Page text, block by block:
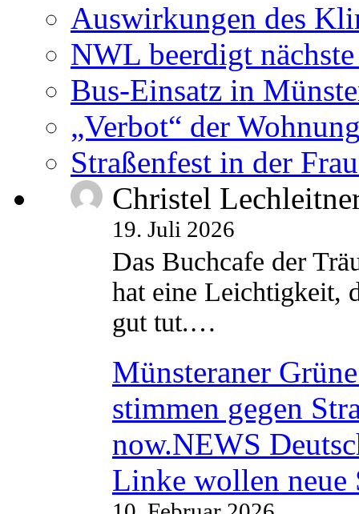
Auswirkungen des
NWL beerdigt
Bus-Einsatz in
„Verbot“ der
Straßenfest in der
Christel
19. Juli 2026
Das Buchcafe der
hat eine Leichtigkeit,
gut tut.…
Münsteraner
stimmen gegen
now.NEWS
Linke wollen neue